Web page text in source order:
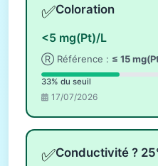
✅Coloration
<5 mg(Pt)/L
Ⓡ Référence : ≤ 15
33% du seuil
17/07/2026
✅Conductivité ?